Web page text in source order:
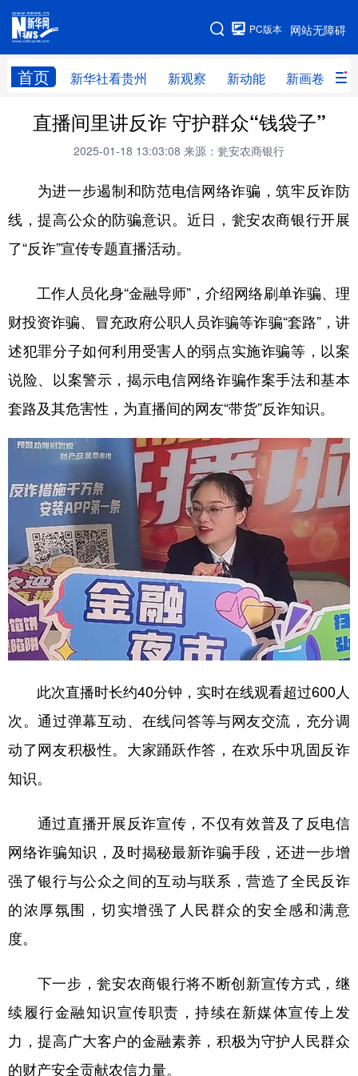
网站无障碍
PC版本
首页 新华社看贵州 新观察 新动能 新画卷
网站地图
新华社看贵州 新观察 新动能 新画卷
贵州要闻 贵州领导 人事
专题 访谈 直播 视频
畅游贵州 数字贵州 律动贵州 健康贵州
光影贵州 部门之窗
融媒联播 贵阳 遵义 安顺
六盘水 毕节 铜仁 黔东南
黔南 黔西南
地方频道
北京 天津 河北 山西
辽宁 吉林 上海 江苏
浙江 安徽 福建 江西
山东 河南 湖北
广东 广西 海南 重庆
四川 贵州 云南 西藏
陕西 甘肃 青海 宁夏
新疆 内蒙古 黑龙江
多语种频道
English
Русский язык 日本語 한국어
Deutsch Português
直播间里讲反诈 守护群众“钱袋子”
2025-01-18 13:03:08 来源：瓮安农商银行
为进一步遏制和防范电信网络诈骗，筑牢反诈防
线，提高公众的防骗意识。近日，瓮安农商银行开展
了“反诈”宣传专题直播活动。
工作人员化身“金融导师”，介绍网络刷单诈骗、理
财投资诈骗、冒充政府公职人员诈骗等诈骗“套路”，讲
述犯罪分子如何利用受害人的弱点实施诈骗等，以案
说险、以案警示，揭示电信网络诈骗作案手法和基本
套路及其危害性，为直播间的网友“带货”反诈知识。
此次直播时长约40分钟，实时在线观看超过600人
次。通过弹幕互动、在线问答等与网友交流，充分调
动了网友积极性。大家踊跃作答，在欢乐中巩固反诈
知识。
通过直播开展反诈宣传，不仅有效普及了反电信
网络诈骗知识，及时揭秘最新诈骗手段，还进一步增
强了银行与公众之间的互动与联系，营造了全民反诈
的浓厚氛围，切实增强了人民群众的安全感和满意
度。
下一步，瓮安农商银行将不断创新宣传方式，继
续履行金融知识宣传职责，持续在新媒体宣传上发
力，提高广大客户的金融素养，积极为守护人民群众
的财产安全贡献农信力量。